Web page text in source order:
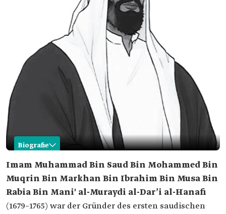
Biografie
Muhammad Bin Saud Bin Mohammed Bin
Name
Imam Muhammad Bin Saud Bin Mohammed Bin
Muqrin Bin Markhan Bin Ibrahim Bin Musa Bin
Rabia Bin Mani' al-Muraydi al-Hanafi Geburtsjahr
Imam Muhammad Bin Saud Bin Mohammed Bin
Muqrin Bin Markhan Bin Ibrahim Bin Musa Bin
Rabia Bin Mani' al-Muraydi al-Dar’i al-Hanafi
(1679–1765) war der Gründer des ersten saudischen